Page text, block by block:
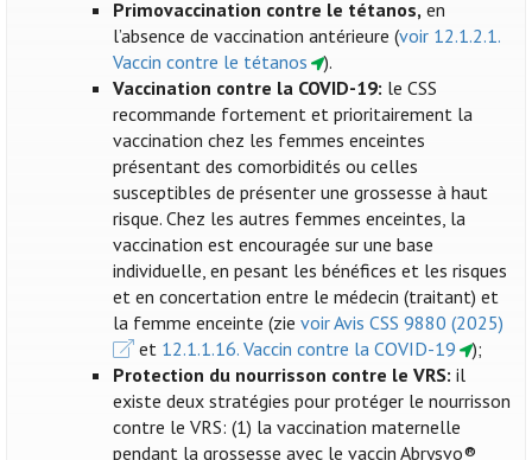
Primovaccination contre le tétanos, en
l’absence de vaccination antérieure (voir 12.1.2.1.
Vaccin contre le tétanos
).
Vaccination contre la COVID-19: le CSS
recommande fortement et prioritairement la
vaccination chez les femmes enceintes
présentant des comorbidités ou celles
susceptibles de présenter une grossesse à haut
risque. Chez les autres femmes enceintes, la
vaccination est encouragée sur une base
individuelle, en pesant les bénéfices et les risques
et en concertation entre le médecin (traitant) et
la femme enceinte (zie voir Avis CSS 9880 (2025)
et 12.1.1.16. Vaccin contre la COVID-19
);
Protection du nourrisson contre le VRS: il
existe deux stratégies pour protéger le nourrisson
contre le VRS: (1) la vaccination maternelle
pendant la grossesse avec le vaccin Abrysvo®